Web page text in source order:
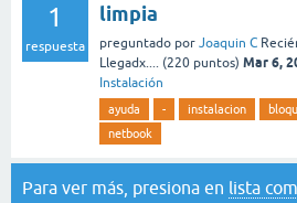
1
respuesta
limpia
preguntado por Joaquin C
Llegadx.... (220 puntos) Mar 6,
Instalación
ayuda - instalacion
netbook
Para ver más, presiona en lista